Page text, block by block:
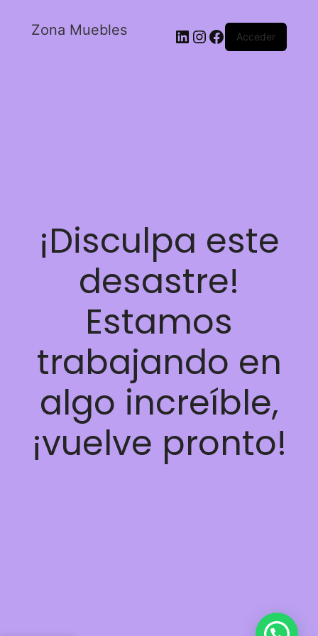
Zona Muebles Acceder
¡Disculpa este
desastre!
Estamos
trabajando en
algo increíble,
¡vuelve pronto!